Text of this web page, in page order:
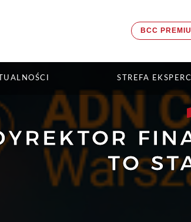
BCC
STREFA
TO